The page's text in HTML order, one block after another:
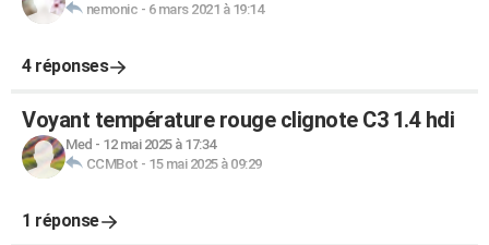
nemonic - 6 mars 2021 à 19:14
4 réponses
Voyant température rouge clignote C3 1.4 hdi
Med - 12 mai 2025 à 17:34
CCMBot - 15 mai 2025 à 09:29
1 réponse